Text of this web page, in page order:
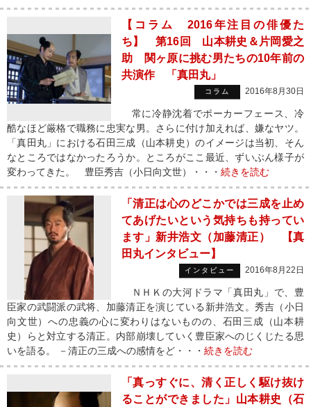
【コラム 2016年注目の俳優た
ち】 第16回 山本耕史＆片岡愛之
助 関ヶ原に挑む男たちの10年前の
共演作 「真田丸」
コラム 2016年8月30日
常に冷静沈着でポーカーフェース、冷
酷なほど厳格で職務に忠実な男。さらに付け加えれば、嫌なヤツ。
「真田丸」における石田三成（山本耕史）のイメージは当初、そん
なところではなかったろうか。ところがここ最近、ずいぶん様子が
変わってきた。 豊臣秀吉（小日向文世）・・・ 続きを読む
「清正は心のどこかでは三成を止め
てあげたいという気持ちも持ってい
ます」新井浩文（加藤清正） 【真
田丸インタビュー】
インタビュー 2016年8月22日
ＮＨＫの大河ドラマ「真田丸」で、豊
臣家の武闘派の武将、加藤清正を演じている新井浩文。秀吉（小日
向文世）への忠義の心に変わりはないものの、石田三成（山本耕
史）らと対立する清正。内部崩壊していく豊臣家へのじくじたる思
いを語る。 －清正の三成への感情をど・・・ 続きを読む
「真っすぐに、清く正しく駆け抜け
ることができました」山本耕史（石